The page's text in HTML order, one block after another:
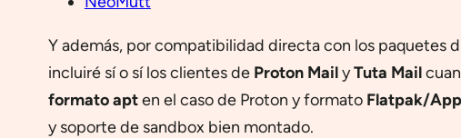
Y además, por compatibilidad directa con los paquetes
incluiré sí o sí los clientes de Proton MailyTuta Mail
formato apten el caso de Proton y formato Flatpak/
y soporte de sandbox bien montado.